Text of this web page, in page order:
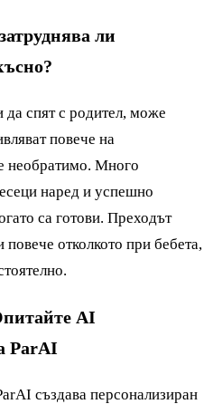
ли
спят с родител, може
повече на
необратимо. Много
наред и успешно
са готови. Преходът
отколкото при бебета,
AI
ParAI
създава персонализиран